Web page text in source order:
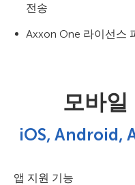
전송
Axxon One 라이선스
모바일
iOS, Android,
앱 지원 기능